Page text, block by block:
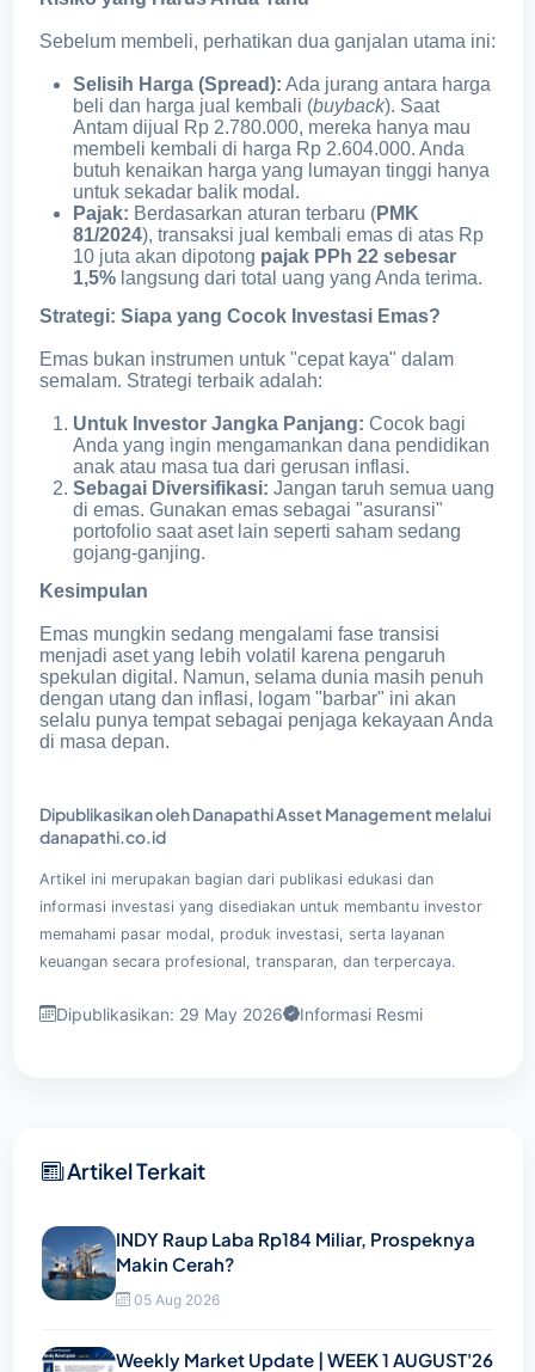
Sebelum membeli, perhatikan dua ganjalan utama ini:
Selisih Harga (Spread): Ada jurang antara harga
beli dan harga jual kembali (buyback). Saat
Antam dijual Rp 2.780.000, mereka hanya mau
membeli kembali di harga Rp 2.604.000. Anda
butuh kenaikan harga yang lumayan tinggi hanya
untuk sekadar balik modal.
Pajak: Berdasarkan aturan terbaru (PMK
81/2024), transaksi jual kembali emas di atas Rp
10 juta akan dipotong pajak PPh 22 sebesar
1,5%langsung dari total uang yang Anda terima.
Strategi: Siapa yang Cocok Investasi Emas?
Emas bukan instrumen untuk "cepat kaya" dalam
semalam. Strategi terbaik adalah:
Untuk Investor Jangka Panjang: Cocok bagi
Anda yang ingin mengamankan dana pendidikan
anak atau masa tua dari gerusan inflasi.
Sebagai Diversifikasi: Jangan taruh semua uang
di emas. Gunakan emas sebagai "asuransi"
portofolio saat aset lain seperti saham sedang
gojang-ganjing.
Kesimpulan
Emas mungkin sedang mengalami fase transisi
menjadi aset yang lebih volatil karena pengaruh
spekulan digital. Namun, selama dunia masih penuh
dengan utang dan inflasi, logam "barbar" ini akan
selalu punya tempat sebagai penjaga kekayaan Anda
di masa depan.
Dipublikasikan oleh Danapathi Asset Management melalui
danapathi.co.id
Artikel ini merupakan bagian dari publikasi edukasi dan
informasi investasi yang disediakan untuk membantu investor
memahami pasar modal, produk investasi, serta layanan
keuangan secara profesional, transparan, dan terpercaya.
Dipublikasikan: 29 May 2026 Informasi Resmi
Artikel Terkait
INDY Raup Laba Rp184 Miliar, Prospeknya
Makin Cerah?
05 Aug 2026
Weekly Market Update | WEEK 1 AUGUST'26